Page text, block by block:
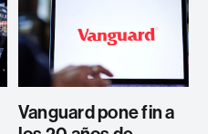
Vanguard pone fin a